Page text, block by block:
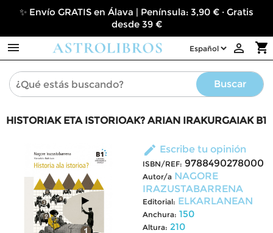
✨ Envío GRATIS en Álava | Península: 3,90 € · Gratis
desde 39 €
 shopping_cart

Buscar
HISTORIAK ETA ISTORIOAK? ARIAN IRAKURGAIAK B1
edit Escribe tu opinión
ISBN/REF: 9788490278000
Autor/a NAGORE
IRAZUSTABARRENA
Editorial: ELKARLANEAN
Anchura: 150
Altura: 210